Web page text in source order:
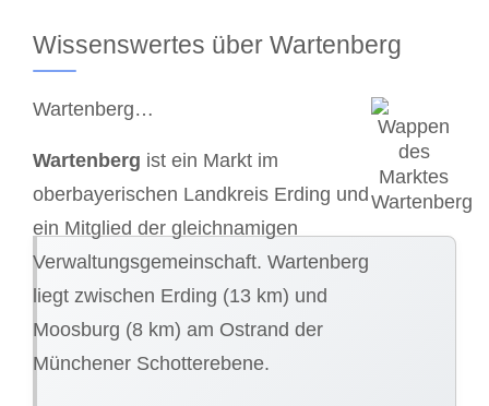
Wissenswertes über Wartenberg
Wartenberg…
Wartenberg ist ein Markt im
oberbayerischen Landkreis Erding und
ein Mitglied der gleichnamigen
Verwaltungsgemeinschaft. Wartenberg
liegt zwischen Erding (13 km) und
Moosburg (8 km) am Ostrand der
Münchener Schotterebene.